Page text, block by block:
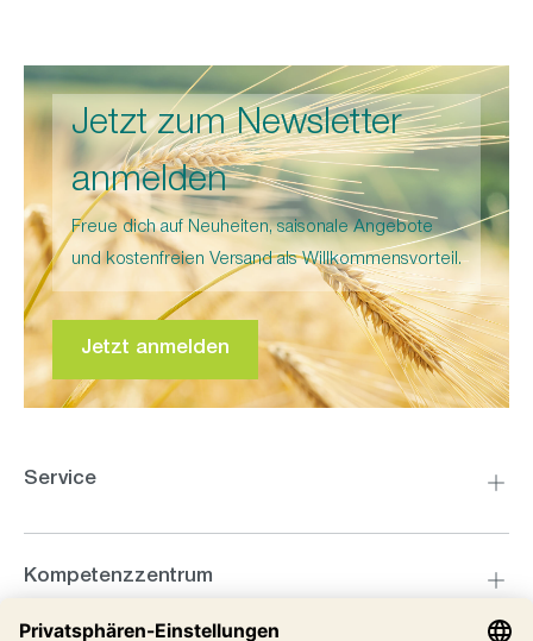
Jetzt zum Newsletter
anmelden
Freue dich auf Neuheiten, saisonale Angebote
und kostenfreien Versand als Willkommensvorteil.
Jetzt anmelden
Service
Kompetenzzentrum